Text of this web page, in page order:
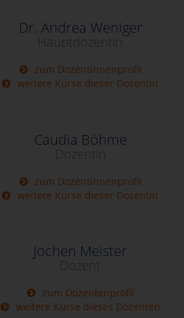
Dr. Andrea Weniger
Hauptdozentin
zum Dozentinnenprofil
weitere Kurse dieser Dozentin
Caudia Böhme
Dozentin
zum Dozentinnenprofil
weitere Kurse dieser Dozentin
Jochen Meister
Dozent
zum Dozentenprofil
weitere Kurse dieses Dozenten